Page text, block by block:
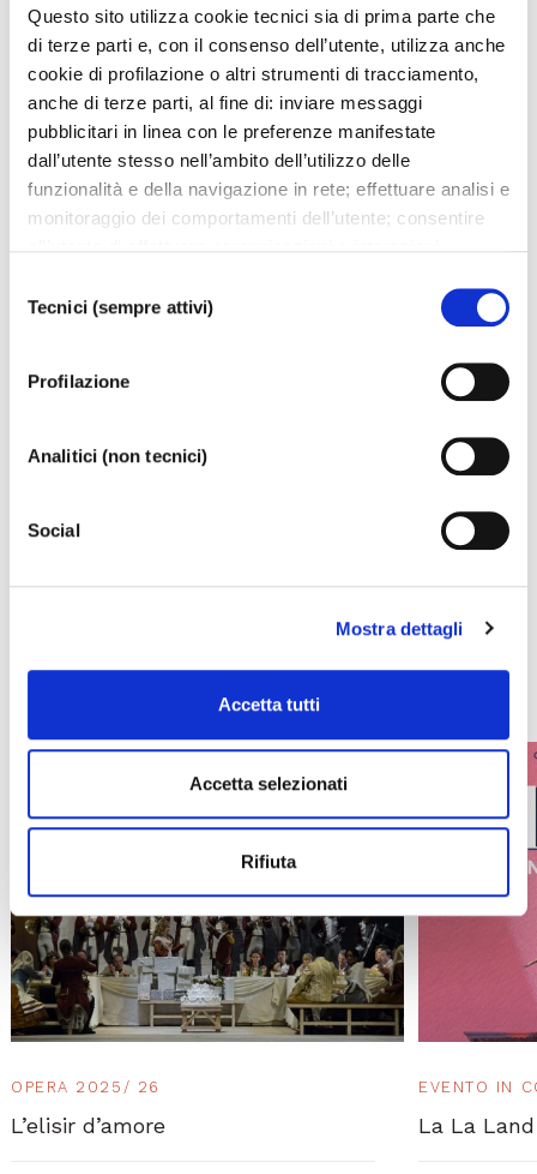
Questo sito utilizza cookie tecnici sia di prima parte che
di terze parti e, con il consenso dell’utente, utilizza anche
cookie di profilazione o altri strumenti di tracciamento,
anche di terze parti, al fine di: inviare messaggi
pubblicitari in linea con le preferenze manifestate
dall’utente stesso nell’ambito dell’utilizzo delle
funzionalità e della navigazione in rete; effettuare analisi e
monitoraggio dei comportamenti dell’utente; consentire
TUTTI”, l’utente acconsente all’uso di tutti i cookie non
tecnici, inclusi quindi quelli di profilazione, analitici e
social. Il consenso è facoltativo e può essere revocato in
qualsiasi momento. Se l’utente desidera modificare le
sinistra dello schermo. Per sapere di più sui cookie che
da dove è
questo banner - cliccando sulla X in alto a destra -
richiedono il consenso, mantenendo le impostazioni di
delTecnici (sempre attivi)
Profilazione
Analitici (non tecnici)
Social
Mostra dettagli
Accetta tutti
Accetta selezionati
Rifiuta
House, Budapest)
La Fenice Orchestra
conductorGábor Hontvári
choreographer
Wayne Eagling and Tamás Solymosi
set designer Beáta Vavrinecz
costume designer
Nóra Rományi
DOWNLOAD POSTER
Upcoming events
OPERA 2025/ 26
L’elisir d’amore
EVENTO IN
La La